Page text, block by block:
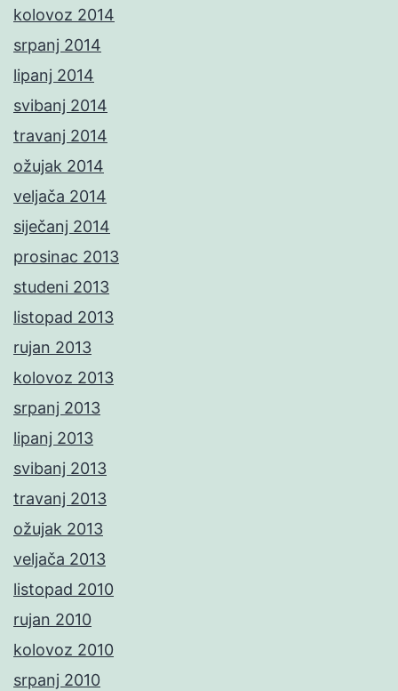
kolovoz 2014
srpanj 2014
lipanj 2014
svibanj 2014
travanj 2014
ožujak 2014
veljača 2014
siječanj 2014
prosinac 2013
studeni 2013
listopad 2013
rujan 2013
kolovoz 2013
srpanj 2013
lipanj 2013
svibanj 2013
travanj 2013
ožujak 2013
veljača 2013
listopad 2010
rujan 2010
kolovoz 2010
srpanj 2010